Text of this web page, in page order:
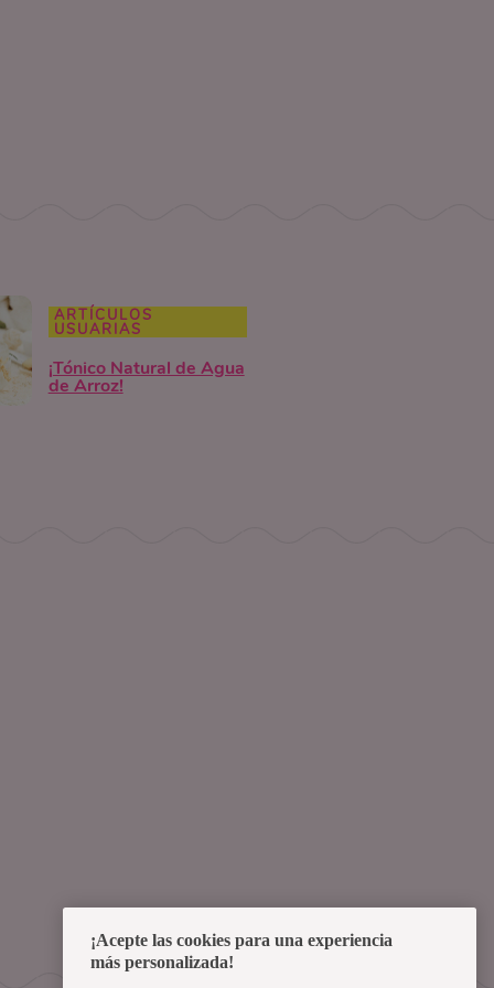
ARTÍCULOS
USUARIAS
¡Tónico Natural de Agua
de Arroz!
¡Acepte las cookies para una experiencia
más personalizada!